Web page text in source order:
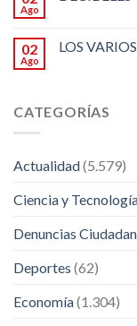
Ago
02
Ago
LOS
CATEGORÍAS
Actualidad(5.579)
Ciencia y
Denuncias
Deportes (62)
Economía(1.304)